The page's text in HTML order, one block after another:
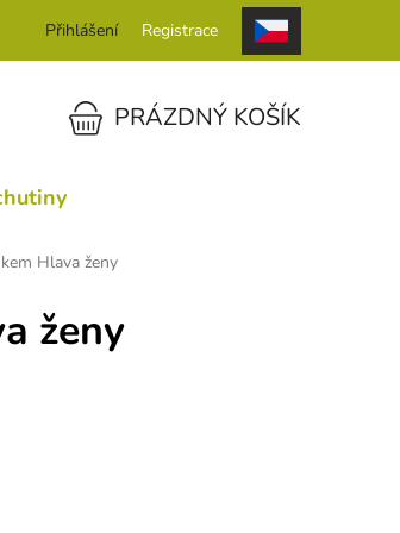
KontaktPřihlášení Registrace
NÁKUPNÍ KOŠÍKPRÁZDNÝ KOŠÍK
Hlava ženy
ženy